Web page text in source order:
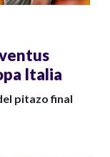
Italia
pitazo final